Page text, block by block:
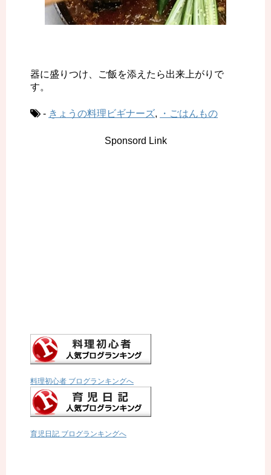
器に盛りつけ、ご飯を添えたら出来上がりで
す。
- きょうの料理ビギナーズ, ・ごはんもの
Sponsord Link
料理初心者 ブログランキングへ
育児日記 ブログランキングへ